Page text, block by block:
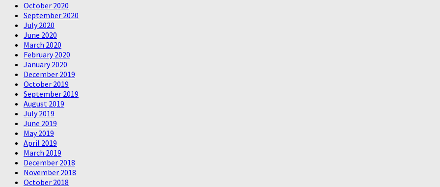
October 2020
September 2020
July 2020
June 2020
March 2020
February 2020
January 2020
December 2019
October 2019
September 2019
August 2019
July 2019
June 2019
May 2019
April 2019
March 2019
December 2018
November 2018
October 2018